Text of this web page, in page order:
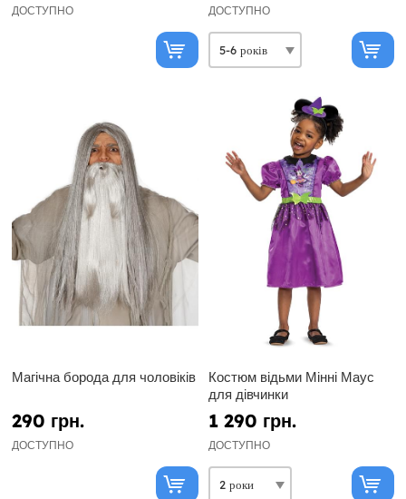
ДОСТУПНО ДОСТУПНО
Магічна борода для чоловіків
290 грн.
ДОСТУПНО
Костюм відьми Мінні Маус
для дівчинки
1 290 грн.
ДОСТУПНО